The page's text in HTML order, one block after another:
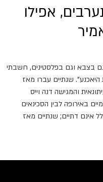
אפילו
בצבא וגם בפלסטינים, חשבתי
שנתיים עברו מאז
והמגישה דנה וייס
באירופה לבין הסכינאים
אינם דתיים; שנתיים מאז